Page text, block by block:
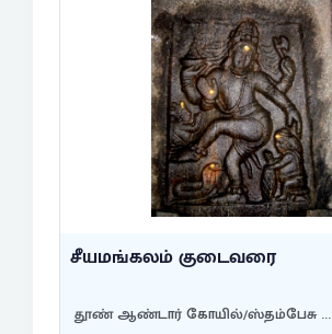
சீயமங்கலம் குடைவரை
தூண் ஆண்டார் கோயில்/ஸ்தம்பேசு ...